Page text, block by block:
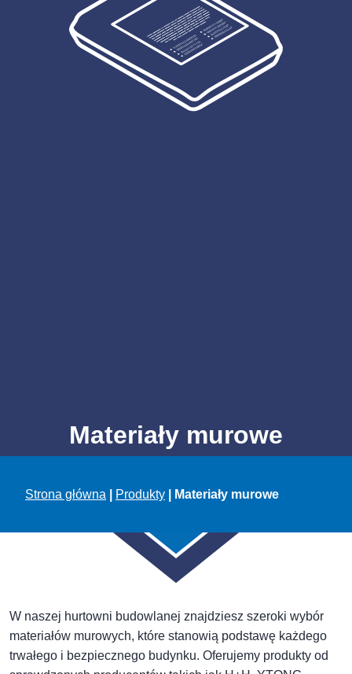
Materiały murowe
Strona główna Produkty Materiały murowe
W naszej hurtowni budowlanej znajdziesz szeroki wybór
materiałów murowych, które stanowią podstawę każdego
trwałego i bezpiecznego budynku. Oferujemy produkty od